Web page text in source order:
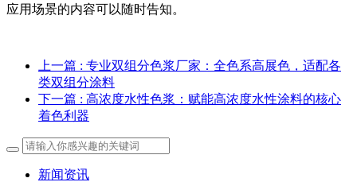
应用场景的内容可以随时告知。
上一篇 : 专业双组分色浆厂家：全色系高展色，适配各
类双组分涂料
下一篇 : 高浓度水性色浆：赋能高浓度水性涂料的核心
着色利器
新闻资讯